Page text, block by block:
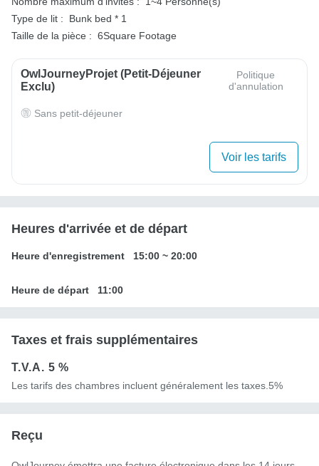
Type de lit :
Bunk bed * 1
Taille de la pièce : 6Square Footage
OwlJourneyProjet (petit-Déjeuner
Exclu)
Politique
d'annulation
Sans petit-déjeuner
Voir les tarifs
Heures d'arrivée et de départ
Heure d'enregistrement 15:00 ~ 20:00
Heure de départ 11:00
Taxes et frais supplémentaires
T.V.A. 5 %
Les tarifs des chambres incluent généralement les taxes.5%
Reçu